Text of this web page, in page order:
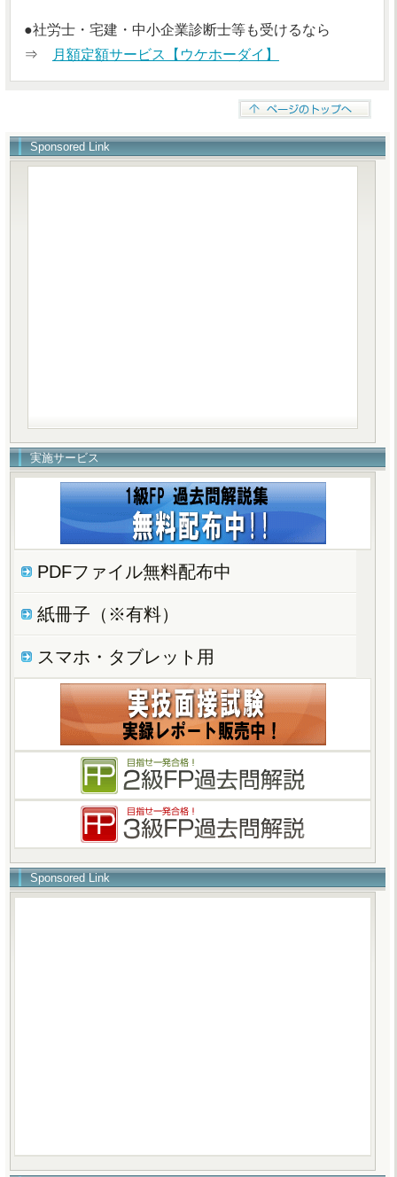
●社労士・宅建・中小企業診断士等も受けるなら
⇒
月額定額サービス【ウケホーダイ】
Sponsored Link
実施サービス
PDFファイル無料配布中
紙冊子（※有料）
スマホ・タブレット用
Sponsored Link